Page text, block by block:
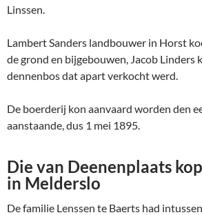
Linssen.
Lambert Sanders landbouwer in Horst
de grond en bijgebouwen, Jacob Linders
dennenbos dat apart verkocht werd.
De boerderij kon aanvaard worden den
aanstaande, dus 1 mei 1895.
Die van Deenenplaats
in Melderslo
De familie Lenssen te Baerts had